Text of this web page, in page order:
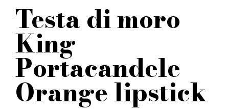
Testa di moro
King
Portacandele
Orange lipstick